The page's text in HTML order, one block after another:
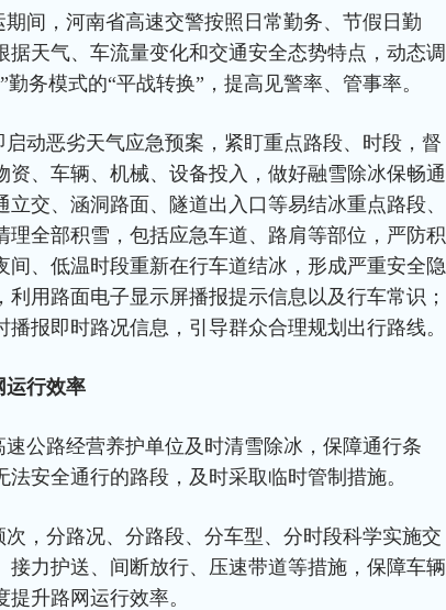
间，河南省高速交警按照日常勤务、节假日勤
据天气、车流量变化和交通安全态势特点，动态调
务模式的“平战转换”，提高见警率、管事率。
动恶劣天气应急预案，紧盯重点路段、时段，督
资、车辆、机械、设备投入，做好融雪除冰保畅通
交、涵洞路面、隧道出入口等易结冰重点路段、
理全部积雪，包括应急车道、路肩等部位，严防积
间、低温时段重新在行车道结冰，形成严重安全隐
用路面电子显示屏播报提示信息以及行车常识；
报即时路况信息，引导群众合理规划出行路线。
运行效率
公路经营养护单位及时清雪除冰，保障通行条
安全通行的路段，及时采取临时管制措施。
，分路况、分路段、分车型、分时段科学实施交
接力护送、间断放行、压速带道等措施，保障车辆
升路网运行效率。